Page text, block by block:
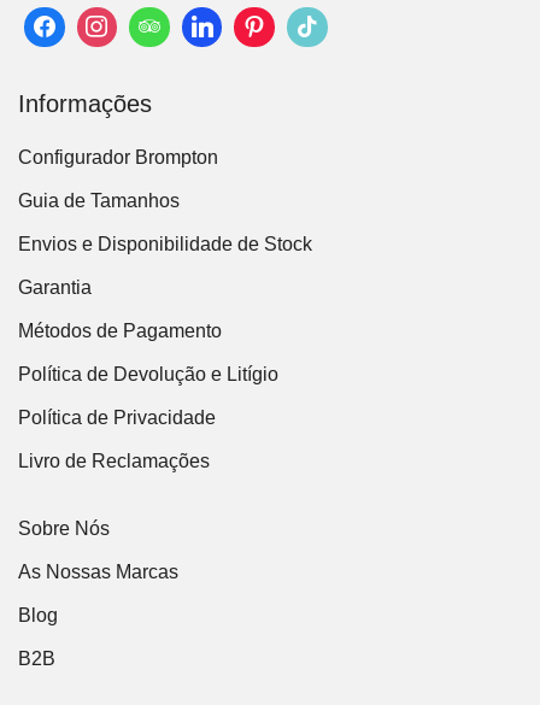
Informações
Configurador Brompton
Guia de Tamanhos
Envios e Disponibilidade de Stock
Garantia
Métodos de Pagamento
Política de Devolução e Litígio
Política de Privacidade
Livro de Reclamações
Sobre Nós
As Nossas Marcas
Blog
B2B